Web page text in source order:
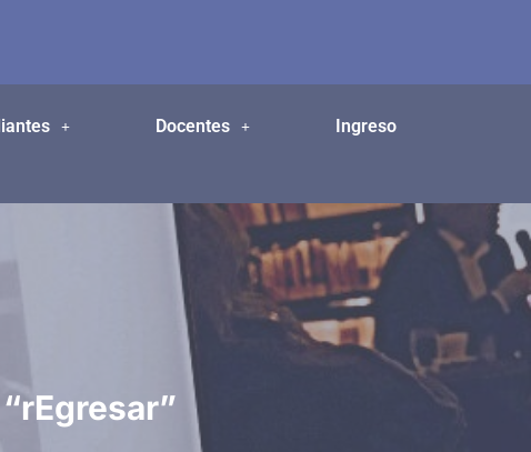
Docentes Ingreso